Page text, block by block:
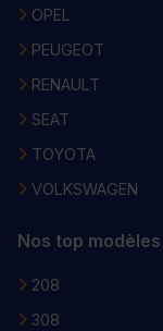
OPEL
PEUGEOT
RENAULT
SEAT
TOYOTA
VOLKSWAGEN
Nos top modèles
208
308